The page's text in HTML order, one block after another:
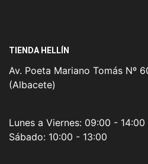
TIENDA HELLÍN
Av. Poeta Mariano Tomás Nº
(Albacete)
Lunes a Viernes: 09:00 -
Sábado: 10:00 - 13:00